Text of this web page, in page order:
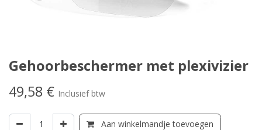
Gehoorbeschermer met plexivizier
49,58 € Inclusief btw
Aan winkelmandje toevoegen